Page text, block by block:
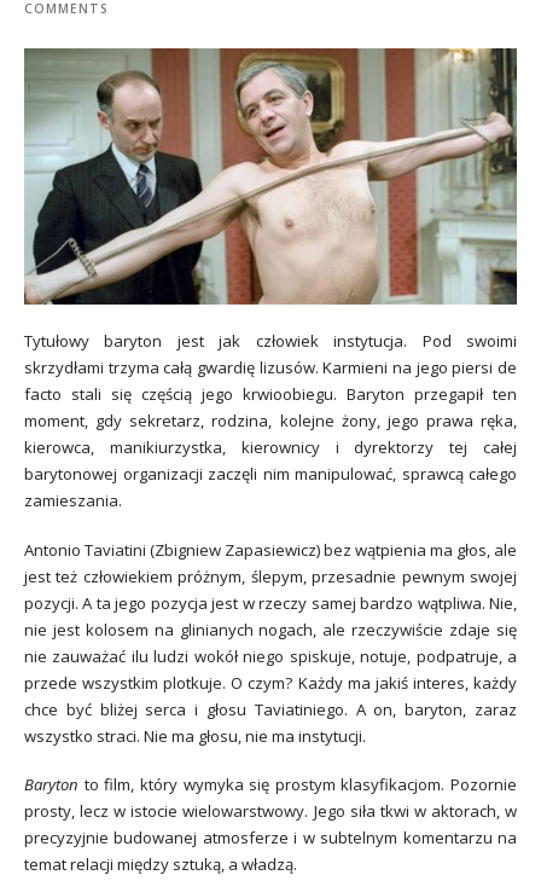
COMMENTS
Tytułowy baryton jest jak człowiek instytucja. Pod swoimi
skrzydłami trzyma całą gwardię lizusów. Karmieni na jego piersi de
facto stali się częścią jego krwioobiegu. Baryton przegapił ten
moment, gdy sekretarz, rodzina, kolejne żony, jego prawa ręka,
kierowca, manikiurzystka, kierownicy i dyrektorzy tej całej
barytonowej organizacji zaczęli nim manipulować, sprawcą całego
zamieszania.
Antonio Taviatini (Zbigniew Zapasiewicz) bez wątpienia ma głos, ale
jest też człowiekiem próżnym, ślepym, przesadnie pewnym swojej
pozycji. A ta jego pozycja jest w rzeczy samej bardzo wątpliwa. Nie,
nie jest kolosem na glinianych nogach, ale rzeczywiście zdaje się
nie zauważać ilu ludzi wokół niego spiskuje, notuje, podpatruje, a
przede wszystkim plotkuje. O czym? Każdy ma jakiś interes, każdy
chce być bliżej serca i głosu Taviatiniego. A on, baryton, zaraz
wszystko straci. Nie ma głosu, nie ma instytucji.
Baryton to film, który wymyka się prostym klasyfikacjom. Pozornie
prosty, lecz w istocie wielowarstwowy. Jego siła tkwi w aktorach, w
precyzyjnie budowanej atmosferze i w subtelnym komentarzu na
temat relacji między sztuką, a władzą.